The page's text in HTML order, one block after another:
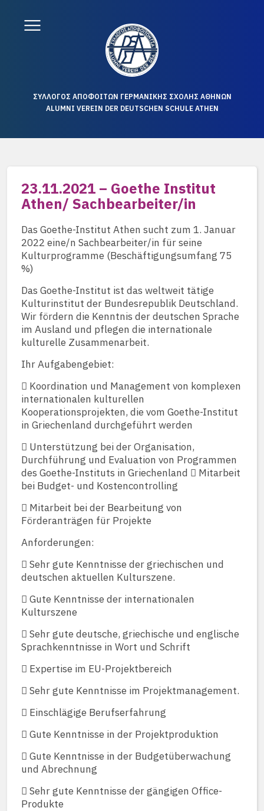
ΣΥΛΛΟΓΟΣ ΑΠΟΦΟΙΤΩΝ ΓΕΡΜΑΝΙΚΗΣ ΣΧΟΛΗΣ ΑΘΗΝΩΝ
ALUMNI VEREIN DER DEUTSCHEN SCHULE ATHEN
23.11.2021 – Goethe Institut
Athen/ Sachbearbeiter/in
Das Goethe-Institut Athen sucht zum 1. Januar
2022 eine/n Sachbearbeiter/in für seine
Kulturprogramme (Beschäftigungsumfang 75
%)
Das Goethe-Institut ist das weltweit tätige
Kulturinstitut der Bundesrepublik Deutschland.
Wir fördern die Kenntnis der deutschen Sprache
im Ausland und pflegen die internationale
kulturelle Zusammenarbeit.
Ihr Aufgabengebiet:
 Koordination und Management von komplexen
internationalen kulturellen
Kooperationsprojekten, die vom Goethe-Institut
in Griechenland durchgeführt werden
 Unterstützung bei der Organisation,
Durchführung und Evaluation von Programmen
des Goethe-Instituts in Griechenland  Mitarbeit
bei Budget- und Kostencontrolling
 Mitarbeit bei der Bearbeitung von
Förderanträgen für Projekte
Anforderungen:
 Sehr gute Kenntnisse der griechischen und
deutschen aktuellen Kulturszene.
 Gute Kenntnisse der internationalen
Kulturszene
 Sehr gute deutsche, griechische und englische
Sprachkenntnisse in Wort und Schrift
 Expertise im EU-Projektbereich
 Sehr gute Kenntnisse im Projektmanagement.
 Einschlägige Berufserfahrung
 Gute Kenntnisse in der Projektproduktion
 Gute Kenntnisse in der Budgetüberwachung
und Abrechnung
 Sehr gute Kenntnisse der gängigen Office-
Produkte